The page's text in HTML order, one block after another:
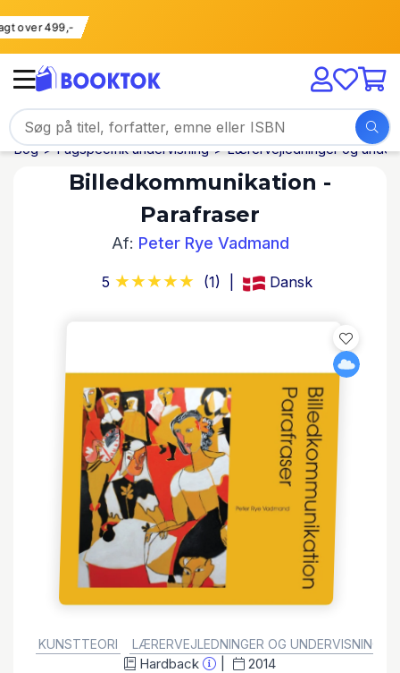
over 499,-
Bog Fagspecifik undervisning Lærervejledninger og
Billedkommunikation -
Parafraser
Af: Peter Rye Vadmand
5 (1) Dansk
KUNSTTEORI
LÆRERVEJLEDNINGER OG
Hardback 2014